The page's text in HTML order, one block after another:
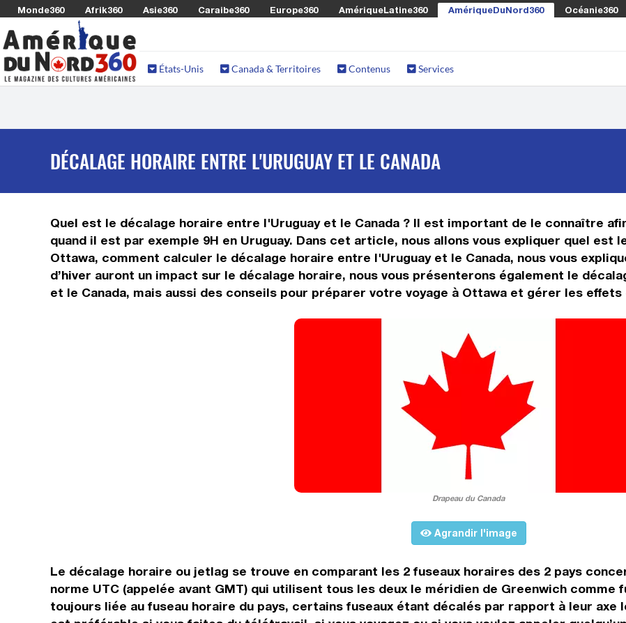
Monde360 Afrik360 Asie360 Caraibe360 Europe360 AmériqueLatine360 AmériqueDuNord360 Océanie360
États-Unis Canada & Territoires Contenus Services
DÉCALAGE HORAIRE ENTRE L'URUGUAY ET LE CANADA
Quel est le décalage horaire entre l'Uruguay et le Canada ? Il est important de le connaître
quand il est par exemple 9H en Uruguay. Dans cet article, nous allons vous expliquer quel
Ottawa, comment calculer le décalage horaire entre l'Uruguay et le Canada, nous vous
d’hiver auront un impact sur le décalage horaire, nous vous présenterons également le
et le Canada, mais aussi des conseils pour préparer votre voyage à Ottawa et gérer les effets
Drapeau du Canada
Agrandir l'image
Le décalage horaire ou jetlag se trouve en comparant les 2 fuseaux horaires des 2 pays
norme UTC (appelée avant GMT) qui utilisent tous les deux le méridien de Greenwich
toujours liée au fuseau horaire du pays, certains fuseaux étant décalés par rapport à leur axe